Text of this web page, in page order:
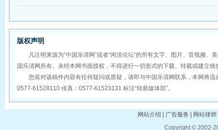
版权声明
凡注明来源为“中国乐清网”或者“闲淡论坛”的所有文字、图片、音视频、
国乐清网所有。未经本网书面授权，不得进行一切形式的下载、转载或建立镜
您若对该稿件内容有任何疑问或质疑，请即与中国乐清网联系，本网将迅
0577-61528110 传真：0577-61523131 标注“转新媒体部”。
网站介绍 | 广告服务 | 网站律
Copyright © 2002-